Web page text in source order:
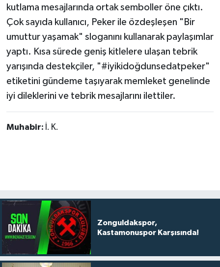
kutlama mesajlarında ortak semboller öne çıktı.
Çok sayıda kullanıcı, Peker ile özdeşleşen "Bir
umuttur yaşamak" sloganını kullanarak paylaşımlar
yaptı. Kısa sürede geniş kitlelere ulaşan tebrik
yarışında destekçiler, "#iyikidoğdunsedatpeker"
etiketini gündeme taşıyarak memleket genelinde
iyi dileklerini ve tebrik mesajlarını ilettiler.
Muhabir: İ. K.
Zonguldakspor,
Kastamonuspor Karşısında!